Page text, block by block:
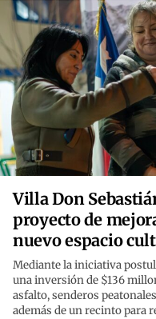
Villa Don
proyecto de
nuevo espacio
Mediante la iniciativa
una inversión de $136
asfalto, senderos
además de un recinto para